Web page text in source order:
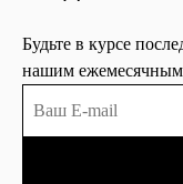
Будьте в курсе
нашим